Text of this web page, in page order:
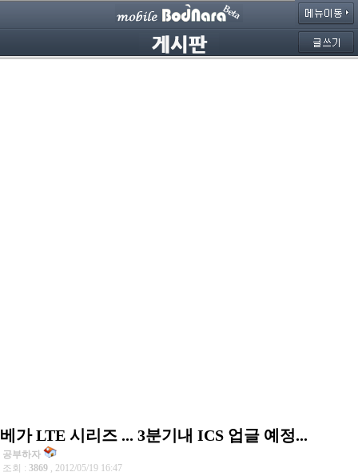
베가 LTE 시리즈 ... 3분기내 ICS 업글 예정...
공부하자
조회 : 3869 , 2012/05/19 16:47